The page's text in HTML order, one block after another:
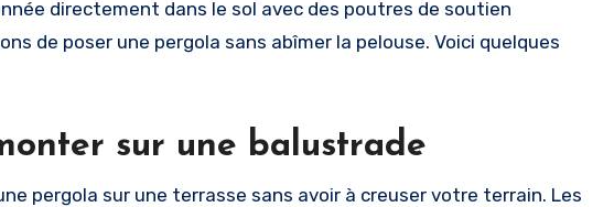
directement dans le sol avec des poutres de soutien
de poser une pergola sans abîmer la pelouse. Voici quelques
sur une balustrade
pergola sur une terrasse sans avoir à creuser votre terrain. Les